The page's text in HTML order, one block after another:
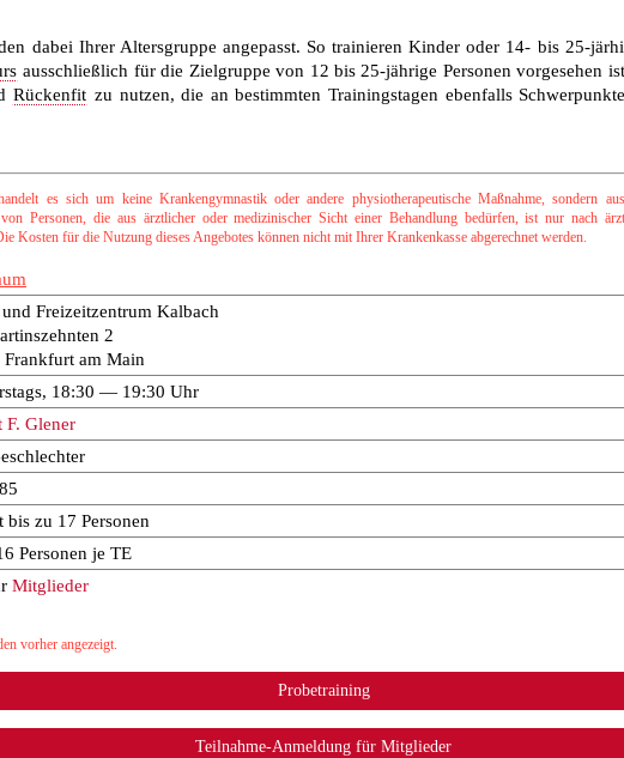
dabei Ihrer Altersgruppe angepasst. So trainieren Kinder oder 14- bis 25-
ausschließlich für die Zielgruppe von 12 bis 25-jährige Personen vorgesehen
Rückenfit zu nutzen, die an bestimmten Trainingstagen ebenfalls
es sich um keine Krankengymnastik oder andere physiotherapeutische Maßnahme, sondern
Personen, die aus ärztlicher oder medizinischer Sicht einer Behandlung bedürfen, ist nur nach
Kosten für die Nutzung dieses Angebotes können nicht mit Ihrer Krankenkasse abgerechnet werden.
und Freizeitzentrum Kalbach
2
Frankfurt am Main
18:30 — 19:30 Uhr
F. Glener
bis zu 17 Personen
Personen je TE
Mitglieder
vorher angezeigt.